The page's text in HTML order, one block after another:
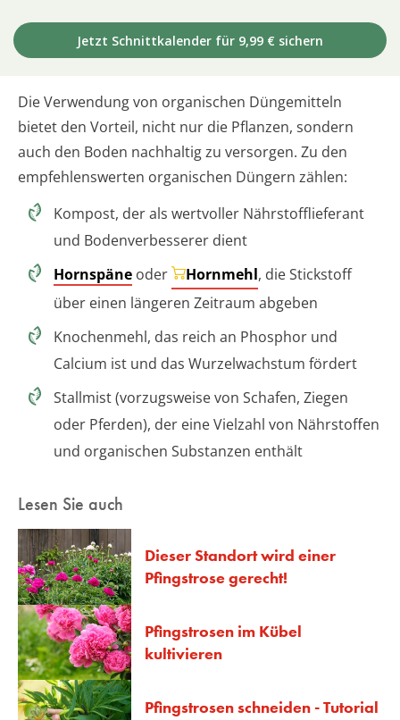
Jetzt Schnittkalender für 9,99 € sichern
Die Verwendung von organischen Düngemitteln
bietet den Vorteil, nicht nur die Pflanzen, sondern
auch den Boden nachhaltig zu versorgen. Zu den
empfehlenswerten organischen Düngern zählen:
Kompost, der als wertvoller Nährstofflieferant
und Bodenverbesserer dient
Hornspäne oder Hornmehl, die Stickstoff
über einen längeren Zeitraum abgeben
Knochenmehl, das reich an Phosphor und
Calcium ist und das Wurzelwachstum fördert
Stallmist (vorzugsweise von Schafen, Ziegen
oder Pferden), der eine Vielzahl von Nährstoffen
und organischen Substanzen enthält
Lesen Sie auch
Dieser Standort wird einer
Pfingstrose gerecht!
Pfingstrosen im Kübel
kultivieren
Pfingstrosen schneiden - Tutorial